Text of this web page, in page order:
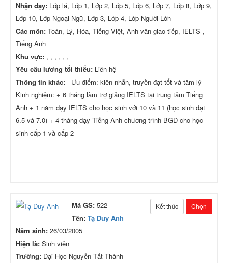
Nhận dạy: Lớp lá, Lớp 1, Lớp 2, Lớp 5, Lớp 6, Lớp 7, Lớp 8, Lớp 9,
Lớp 10, Lớp Ngoại Ngữ, Lớp 3, Lớp 4, Lớp Người Lớn
Các môn: Toán, Lý, Hóa, Tiếng Việt, Anh văn giao tiếp, IELTS ,
Tiếng Anh
Khu vực: , , , , , ,
Yêu cầu lương tối thiểu: Liên hệ
Thông tin khác: - Ưu điểm: kiên nhẫn, truyền đạt tốt và tâm lý -
Kinh nghiệm: + 6 tháng làm trợ giảng IELTS tại trung tâm Tiếng
Anh + 1 năm dạy IELTS cho học sinh với 10 và 11 (học sinh đạt
6.5 và 7.0) + 4 tháng dạy Tiếng Anh chương trình BGD cho học
sinh cấp 1 và cấp 2
Kết thúc Chọn
Mã GS: 522
Tên: Tạ Duy Anh
Năm sinh: 26/03/2005
Hiện là: Sinh viên
Trường: Đại Học Nguyễn Tất Thành